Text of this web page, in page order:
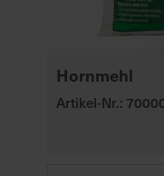
Hornmehl
Artikel-Nr.: